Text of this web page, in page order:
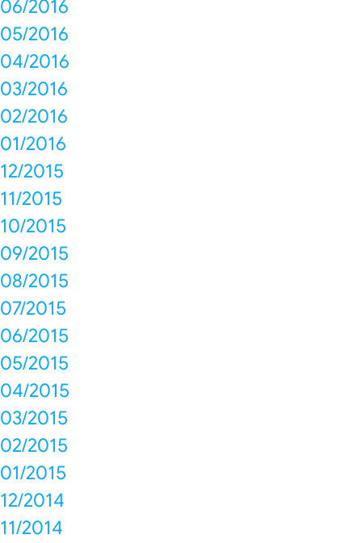
06/2016
05/2016
04/2016
03/2016
02/2016
01/2016
12/2015
11/2015
10/2015
09/2015
08/2015
07/2015
06/2015
05/2015
04/2015
03/2015
02/2015
01/2015
12/2014
11/2014